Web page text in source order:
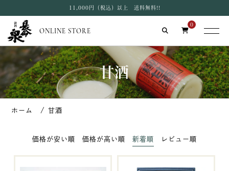
11,000円（税込）以上 送料無料!!
ONLINE STORE
0
甘酒
甘酒
価格が安い順 価格が高い順 新着順 レビュー順